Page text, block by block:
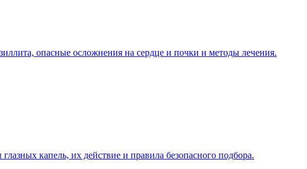
опасные осложнения на сердце и почки и методы лечения.
капель, их действие и правила безопасного подбора.